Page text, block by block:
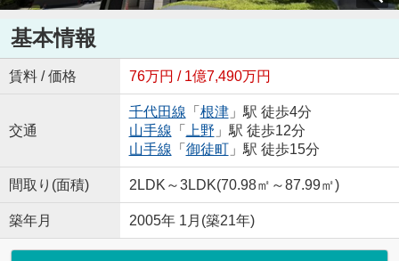
基本情報
賃料 / 価格 76万円 / 1億7,490万円
交通
千代田線 「 根津」駅 徒歩4分
山手線 「 上野 」駅 徒歩12分
山手線 「 御徒町」駅 徒歩15分
間取り(面積) 2LDK～3LDK(70.98㎡～87.99㎡)
築年月 2005年 1月(築21年)